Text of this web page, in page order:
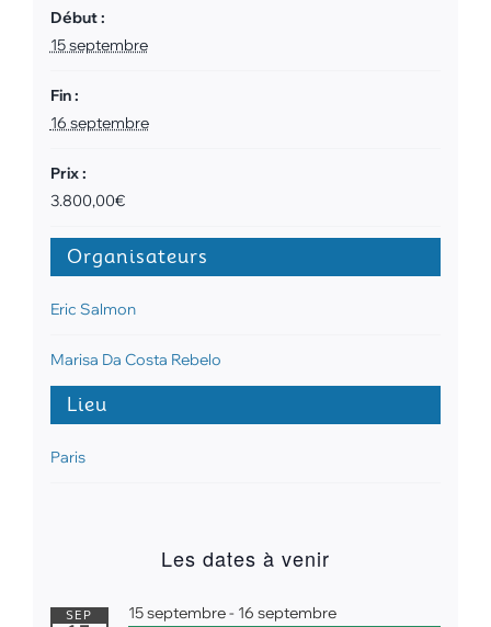
Début :
15 septembre
Fin :
16 septembre
Prix :
3.800,00€
Lieu
Paris
Organisateurs
Eric Salmon
Marisa Da Costa Rebelo
Les dates à venir
SEP 15 septembre- 16 septembre